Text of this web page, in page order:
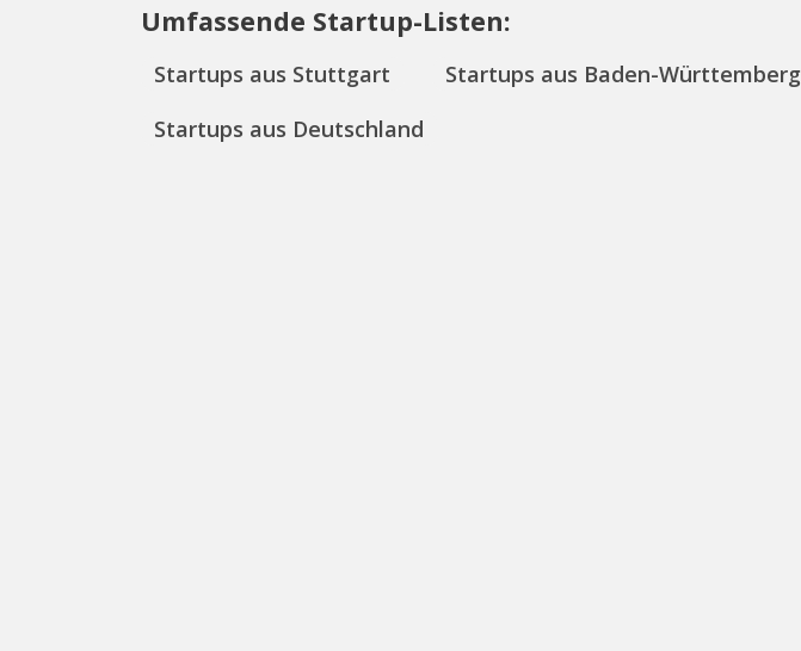
Umfassende Startup-Listen:
Startups aus Stuttgart
Startups aus Baden-Württemberg
Startups aus Deutschland